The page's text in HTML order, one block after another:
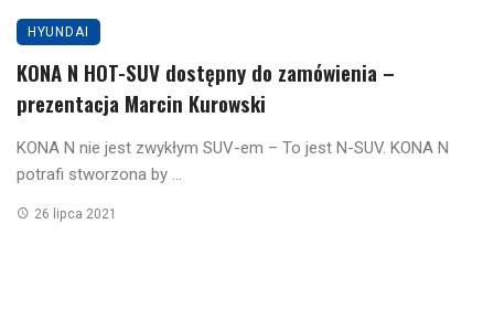
HYUNDAI
KONA N HOT-SUV dostępny do zamówienia –
prezentacja Marcin Kurowski
KONA N nie jest zwykłym SUV-em – To jest N-SUV. KONA N
potrafi stworzona by ...
26 lipca 2021